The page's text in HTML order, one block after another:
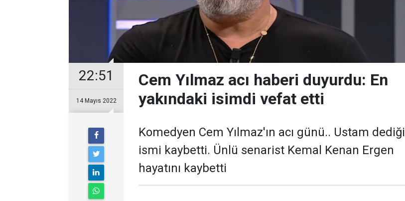
22:51
14 Mayıs 2022
Cem Yılmaz acı haberi duyurdu: En
yakındaki isimdi vefat etti
Komedyen Cem Yılmaz'ın acı günü.. Ustam dediği
ismi kaybetti. Ünlü senarist Kemal Kenan Ergen
hayatını kaybetti